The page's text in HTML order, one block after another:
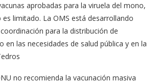
aprobadas para la viruela del mono,
limitado. La OMS está desarrollando
para la distribución de
en las necesidades de salud pública y en la
no recomienda la vacunación masiva